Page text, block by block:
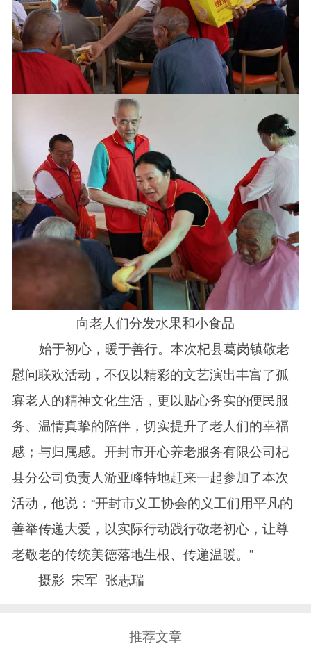
向老人们分发水果和小食品
始于初心，暖于善行。本次杞县葛岗镇敬老
慰问联欢活动，不仅以精彩的文艺演出丰富了孤
寡老人的精神文化生活，更以贴心务实的便民服
务、温情真挚的陪伴，切实提升了老人们的幸福
感；与归属感。开封市开心养老服务有限公司杞
县分公司负责人游亚峰特地赶来一起参加了本次
活动，他说：“开封市义工协会的义工们用平凡的
善举传递大爱，以实际行动践行敬老初心，让尊
老敬老的传统美德落地生根、传递温暖。”
摄影 宋军 张志瑞
推荐文章